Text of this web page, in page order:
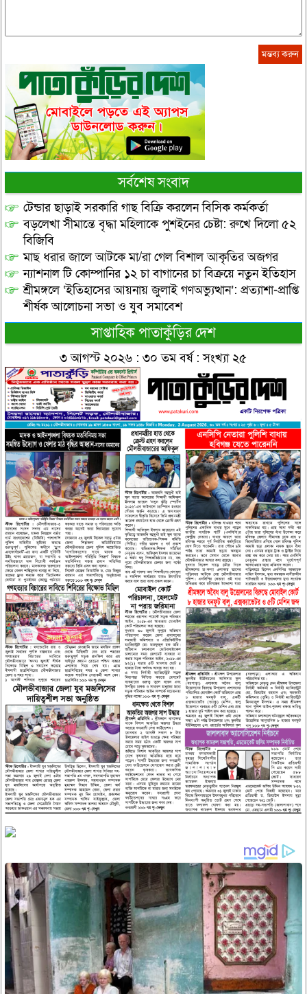
সর্বশেষ সংবাদ
টেন্ডার ছাড়াই সরকারি গাছ বিক্রি করলেন বিসিক কর্মকর্তা
বড়লেখা সীমান্তে বৃদ্ধা মহিলাকে পুশইনের চেষ্টা: রুখে দিলো ৫২
বিজিবি
মাছ ধরার জালে আটকে মা/রা গেল বিশাল আকৃতির অজগর
ন্যাশনাল টি কোম্পানির ১২ চা বাগানের চা বিক্রয়ে নতুন ইতিহাস
শ্রীমঙ্গলে ‘ইতিহাসের আয়নায় জুলাই গণঅভ্যুত্থান’: প্রত্যাশা-প্রাপ্তি
শীর্ষক আলোচনা সভা ও যুব সমাবেশ
সাপ্তাহিক পাতাকুঁড়ির দেশ
৩ আগস্ট ২০২৬ : ৩০ তম বর্ষ : সংখ্যা ২৫